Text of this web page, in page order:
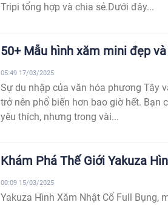
Tripi tổng hợp và chia sẻ.Dưới đây...
50+ Mẫu hình xăm mini đẹp
Sự du nhập của văn hóa phương Tây
trở nên phổ biến hơn bao giờ hết.
yêu thích, nhưng trong vài...
05:49 17/03/2025
Khám Phá Thế Giới Yakuza
Yakuza Hình Xăm Nhật Cổ Full Bụng,
00:09 15/03/2025